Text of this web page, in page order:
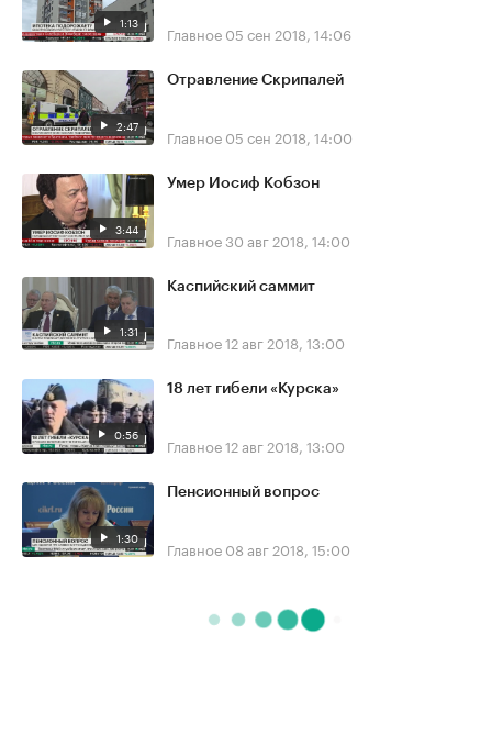
1:13 Главное 05 сен 2018, 14:06
2:47
Отравление Скрипалей
Главное 05 сен 2018, 14:00
3:44
Умер Иосиф Кобзон
Главное30 авг 2018, 14:00
1:31
Каспийский саммит
Главное12 авг 2018, 13:00
0:56
18 лет гибели «Курска»
Главное12 авг 2018, 13:00
1:30
Пенсионный вопрос
Главное 08 авг 2018, 15:00